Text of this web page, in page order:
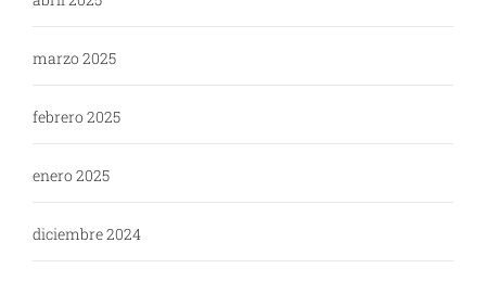
marzo 2025
febrero 2025
enero 2025
diciembre 2024